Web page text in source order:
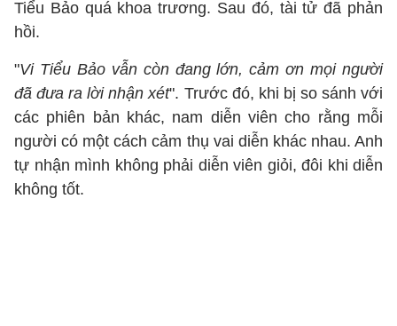
Tiểu Bảo quá khoa trương. Sau đó, tài tử đã phản
hồi.
"Vi Tiểu Bảo vẫn còn đang lớn, cảm ơn mọi người
đã đưa ra lời nhận xét". Trước đó, khi bị so sánh với
các phiên bản khác, nam diễn viên cho rằng mỗi
người có một cách cảm thụ vai diễn khác nhau. Anh
tự nhận mình không phải diễn viên giỏi, đôi khi diễn
không tốt.